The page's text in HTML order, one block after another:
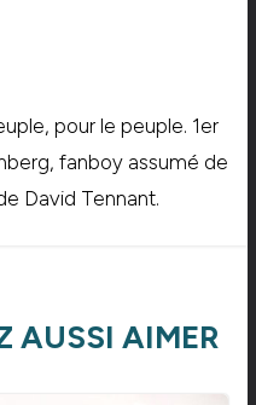
pour le peuple. 1er
fanboy assumé de
David Tennant.
AUSSI AIMER